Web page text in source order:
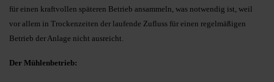
für einen kraftvollen späteren Betrieb ansammeln, was notwendig ist, weil
vor allem in Trockenzeiten der laufende Zufluss für einen regelmäßigen
Betrieb der Anlage nicht ausreicht.
Der Mühlenbetrieb: